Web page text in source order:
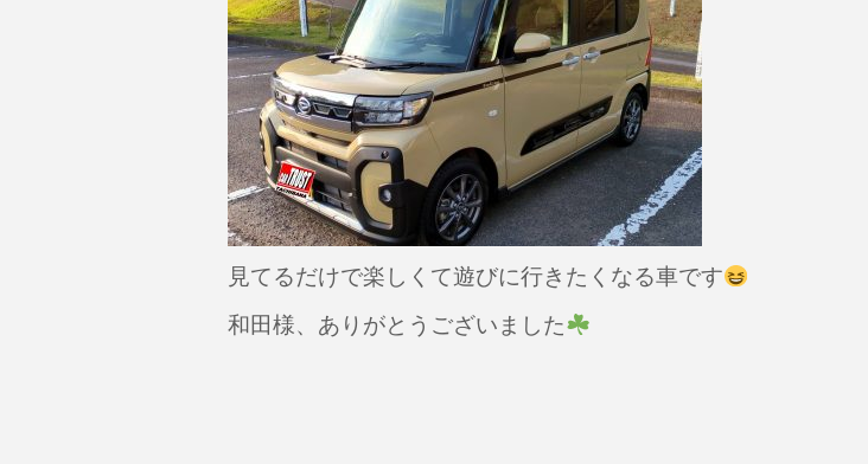
見てるだけで楽しくて遊びに行きたくなる車です
和田様、ありがとうございました